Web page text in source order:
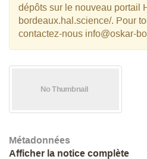
dépôts sur le nouveau portail
bordeaux.hal.science/. Pour
contactez-nous info@oskar-
Métadonnées
Afficher la notice complète